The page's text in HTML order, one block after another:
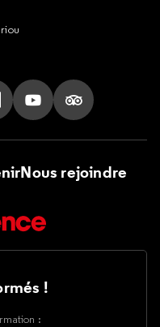
Tik Tok
sur X
nous sur LinkedIn
Suivez nous sur
Suivez nous
Nous rejoindre
!
: